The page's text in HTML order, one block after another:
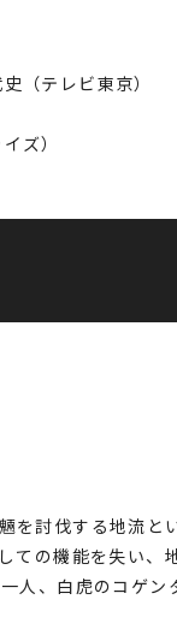
（テレビ東京）
）
を討伐する地流と
ての機能を失い、
人、白虎のコゲン